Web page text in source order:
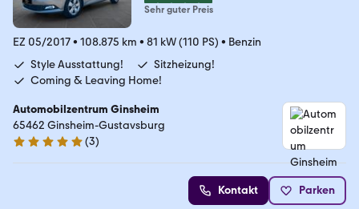
Sehr guter Preis
EZ 05/2017• 108.875 km • 81 kW (110 PS) • Benzin
Style Ausstattung!
Sitzheizung!
Coming & Leaving Home!
Automobilzentrum Ginsheim
65462 Ginsheim-Gustavsburg
5 Sterne
(3)
Kontakt Parken